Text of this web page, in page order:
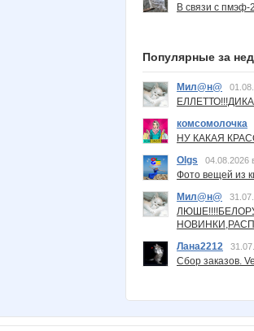
В связи с пмэф-
Популярные за
Мил@н@
комсомолочка
НУ КАКАЯ
Olgs
04.08.2026
Фото вещей из
Мил@н@
Лана2212
Сбор заказов.